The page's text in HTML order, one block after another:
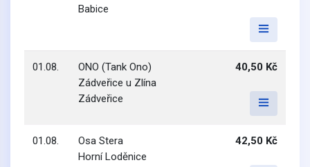
Babice
01.08.
ONO (Tank Ono)
Zádveřice u Zlína
Zádveřice
40,50 Kč
01.08.
Osa Stera
Horní Loděnice
42,50 Kč